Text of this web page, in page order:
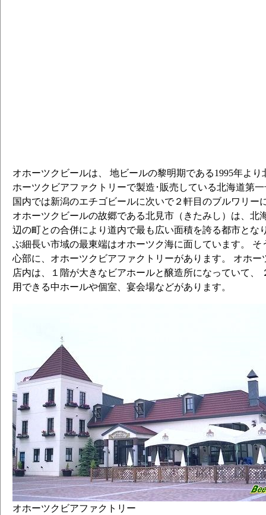
オホーツクビールは、 地ビールの黎明期である1995年よ
ホーツクビアファクトリーで製造･販売している北海道第
国内では新潟のエチゴビールに次いで２軒目のブルワリー
オホーツクビールの故郷である北見市（きたみし）は、北
辺の町との合併により道内で最も広い面積を誇る都市とな
ぶ細長い市域の最東端はオホーツク海に面しています。 そ
心部に、オホーツクビアファクトリーがあります。 オホー
店内は、１階が大きなビアホールと醸造所になっていて、
用できる中ホールや個室、宴会場などがあります。
オホーツクビアファクトリー